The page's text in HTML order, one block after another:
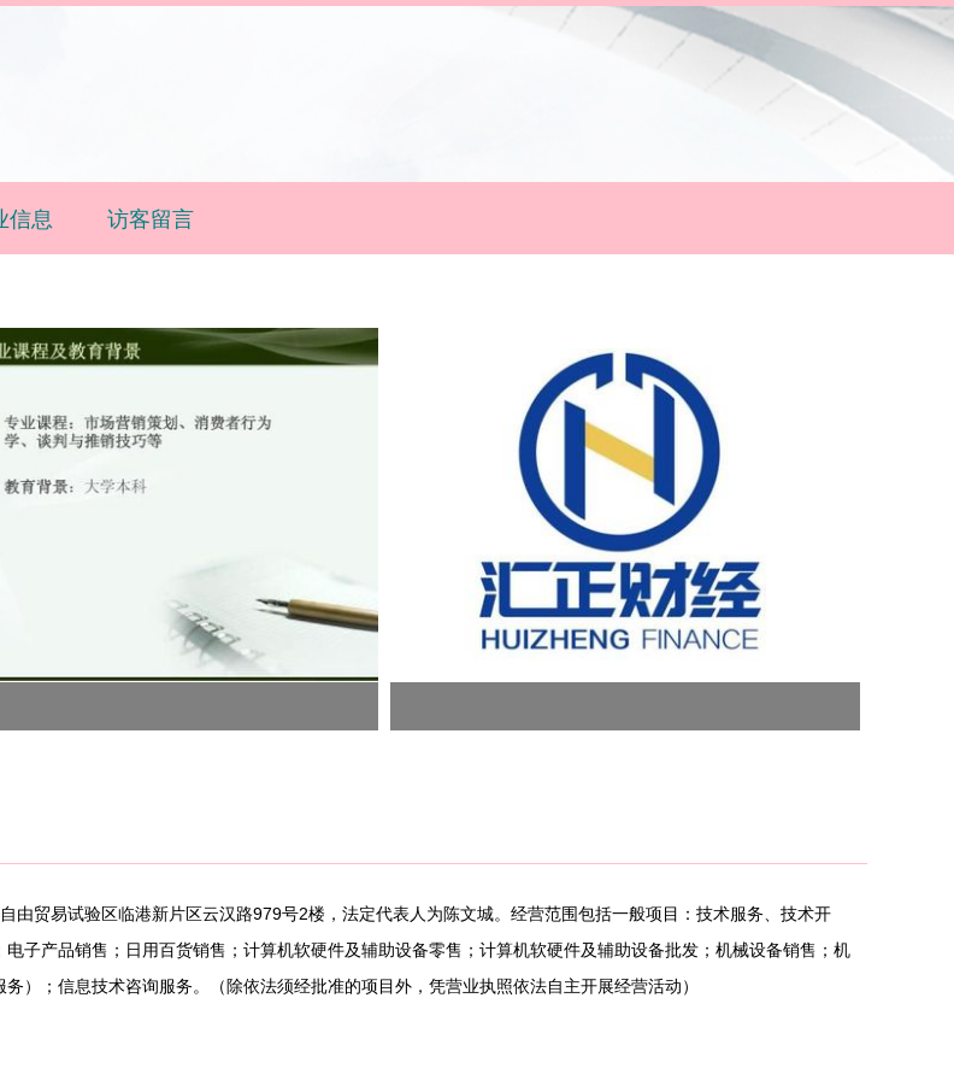
信息 访客留言
由贸易试验区临港新片区云汉路979号2楼，法定代表人为陈文城。经营范围包括一般项目：技术服务、技术开
子产品销售；日用百货销售；计算机软硬件及辅助设备零售；计算机软硬件及辅助设备批发；机械设备销售；机
）；信息技术咨询服务。（除依法须经批准的项目外，凭营业执照依法自主开展经营活动）